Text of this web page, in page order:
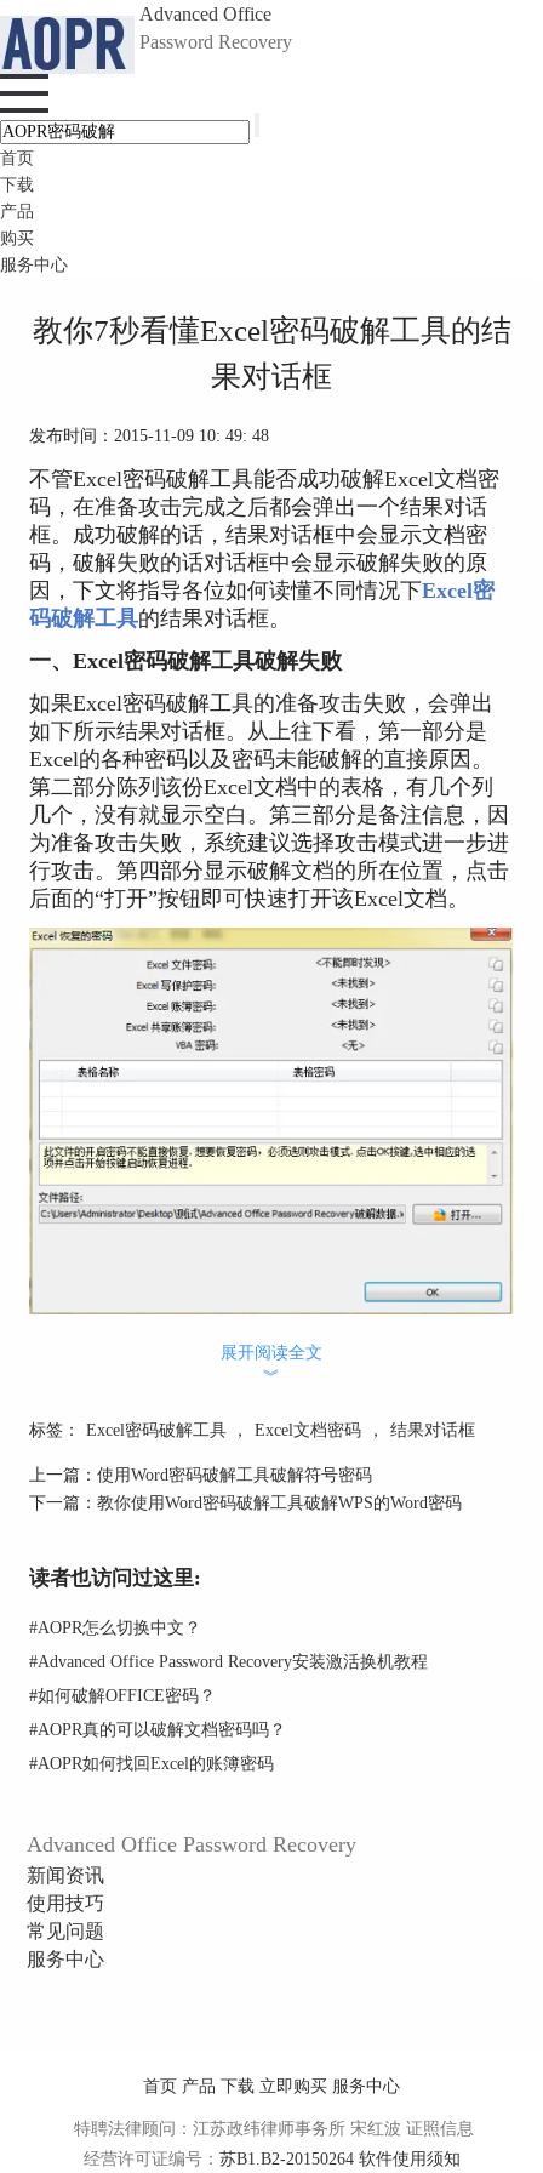
Advanced Office
Password Recovery
首页
下载
产品
购买
服务中心
教你7秒看懂Excel密码破解工具的结
果对话框
发布时间：2015-11-09 10: 49: 48
不管Excel密码破解工具能否成功破解Excel文档密
码，在准备攻击完成之后都会弹出一个结果对话
框。成功破解的话，结果对话框中会显示文档密
码，破解失败的话对话框中会显示破解失败的原
因，下文将指导各位如何读懂不同情况下Excel密
码破解工具的结果对话框。
一、Excel密码破解工具破解失败
如果Excel密码破解工具的准备攻击失败，会弹出
如下所示结果对话框。从上往下看，第一部分是
Excel的各种密码以及密码未能破解的直接原因。
第二部分陈列该份Excel文档中的表格，有几个列
几个，没有就显示空白。第三部分是备注信息，因
为准备攻击失败，系统建议选择攻击模式进一步进
行攻击。第四部分显示破解文档的所在位置，点击
后面的“打开”按钮即可快速打开该Excel文档。
不能即时发现Excel密码
如果Excel密码破解工具破解成功，结果对话框中
话框的内容介绍，内容比较简单一看就懂。如果需
要了解更多Excel文档密码相关的内容请点击
展开阅读全文
︾
标签： Excel密码破解工具 ， Excel文档密码 ， 结果对话框
上一篇： 使用Word密码破解工具破解符号密码
下一篇： 教你使用Word密码破解工具破解WPS的Word密码
读者也访问过这里:
#AOPR怎么切换中文？
#Advanced Office Password Recovery安装激活换机教程
#如何破解OFFICE密码？
#AOPR真的可以破解文档密码吗？
#AOPR如何找回Excel的账簿密码
Advanced Office Password Recovery
新闻资讯
使用技巧
常见问题
服务中心
首页 产品 下载 立即购买 服务中心
特聘法律顾问：江苏政纬律师事务所 宋红波 证照信息
经营许可证编号： 苏B1.B2-20150264 软件使用须知